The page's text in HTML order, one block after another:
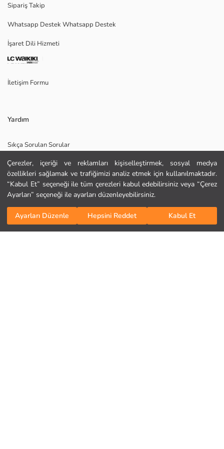
Çerezler, içeriği ve reklamları kişiselleştirmek, sosyal medya
özellikleri sağlamak ve trafiğimizi analiz etmek için kullanılmaktadır.
“Kabul Et” seçeneği ile tüm çerezleri kabul edebilirsiniz veya “Çerez
Ayarları” seçeneği ile ayarları düzenleyebilirsiniz.
Ayarları Düzenle Hepsini Reddet Kabul Et
Sepete Ekle
Menşei:
Satıcı:
Marka:
Kalıp:
KURU TEMİZLEME YAPILAMAZ
TAMBURLU KURUTMA YAPMAYINIZ
AĞARTICI KULLANMAYINIZ
MAKSİMUM 30 °C SICAKLIKTA YIKAYINIZ
Sipariş Takip
Whatsapp Destek Whatsapp Destek
İşaret Dili Hizmeti
İletişim Formu
Yardım
Sıkça Sorulan Sorular
İade
Site Haritası
Bizi Takip Edin